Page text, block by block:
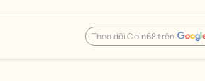
Theo dõi Coin68 trên